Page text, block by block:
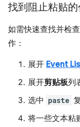
找到阻止粘贴
如需快速查找并检
作：
展开 Event
展开剪贴板列
选中 paste
将一些文本粘